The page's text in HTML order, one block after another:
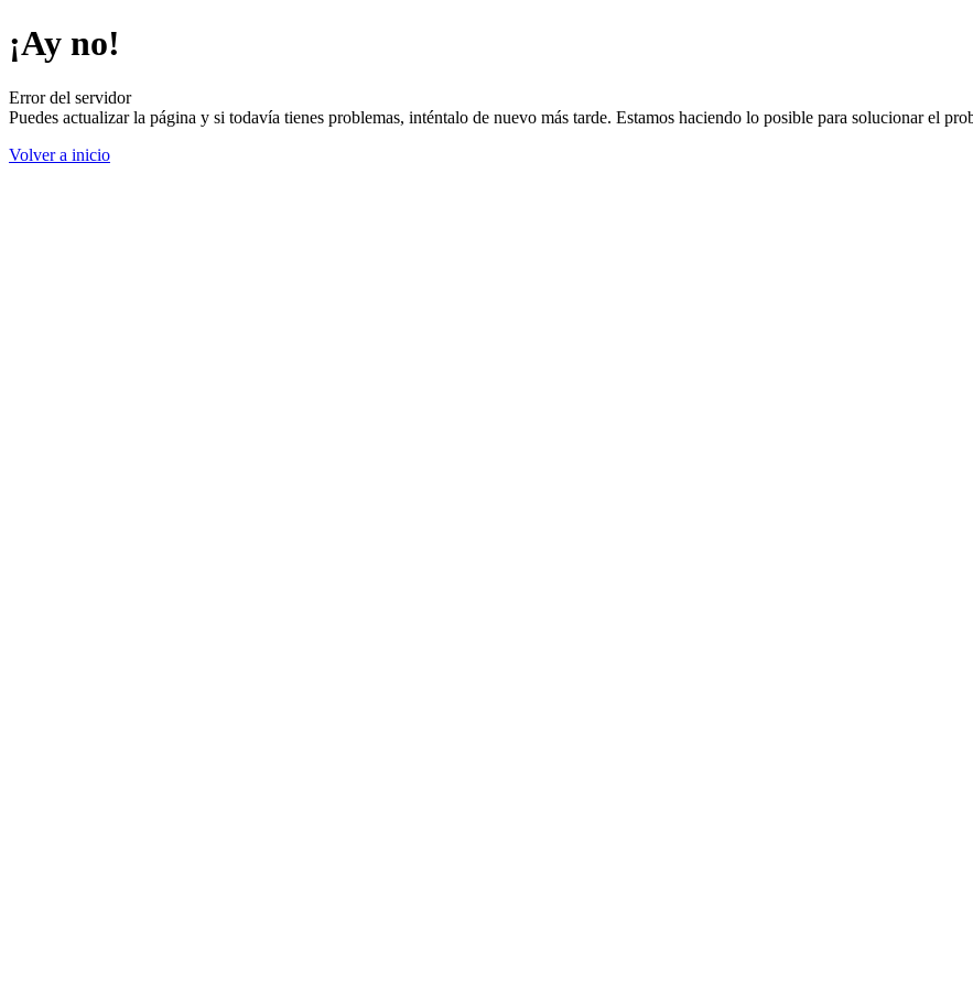
¡Ay no!
Error del servidor
Puedes actualizar la página y si todavía tienes problemas, inténtalo de nuevo más tarde. Estamos haciendo lo posible para solucionar el
Volver a inicio